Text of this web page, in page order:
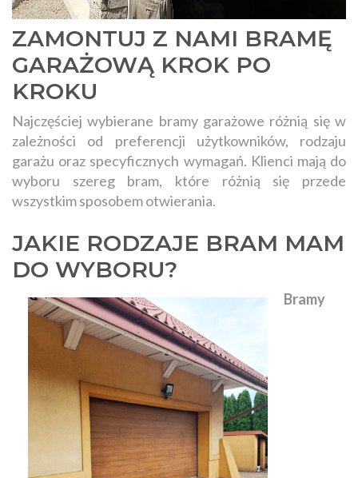
ZAMONTUJ Z NAMI BRAMĘ
GARAŻOWĄ KROK PO
KROKU
Najczęściej wybierane bramy garażowe różnią się w
zależności od preferencji użytkowników, rodzaju
garażu oraz specyficznych wymagań. Klienci mają do
wyboru szereg bram, które różnią się przede
wszystkim sposobem otwierania.
JAKIE RODZAJE BRAM MAM
DO WYBORU?
Bramy